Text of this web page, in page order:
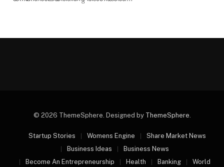
© 2026 ThemeSphere. Designed by ThemeSphere.
Startup Stories Womens Engine
Share Market News
Business Ideas
Business News
Become An Entrepreneurship
Health Banking World